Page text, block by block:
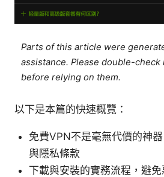
Parts of this article were
assistance. Please double-
before relying on them.
以下是本篇的快速概覽：
免費VPN不是毫無代價的神
與隱私條款
下載與安裝的實務流程，避